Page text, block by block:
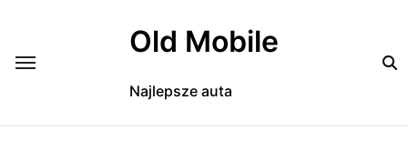
Old Mobile
Najlepsze auta